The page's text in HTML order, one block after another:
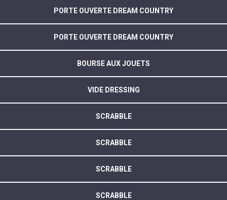
PORTE OUVERTE DREAM COUNTRY
PORTE OUVERTE DREAM COUNTRY
BOURSE AUX JOUETS
VIDE DRESSING
SCRABBLE
SCRABBLE
SCRABBLE
SCRABBLE